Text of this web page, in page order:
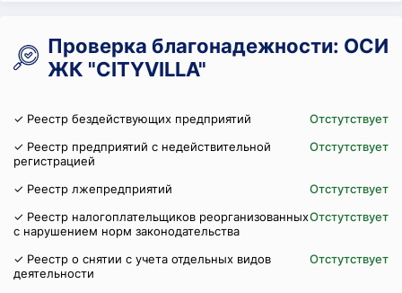
Проверка благонадежности: ОСИ
ЖК "CITYVILLA"
✓ Реестр бездействующих предприятий
Отстутствует
✓ Реестр предприятий с недействительной
регистрацией
Отстутствует
✓ Реестр лжепредприятий
Отстутствует
✓ Реестр налогоплательщиков реорганизованных
с нарушением норм законодательства
Отстутствует
✓ Реестр о снятии с учета отдельных видов
деятельности
Отстутствует